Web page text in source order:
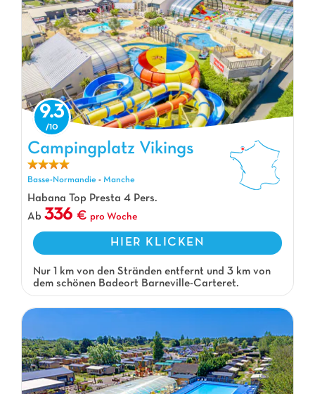
Campingplatz Vikings, Campingplatz Basse-Normandie
9.3
Campingplatz Vikings
Basse-Normandie - Manche
Habana Top Presta 4 Pers.
Ab 336 pro Woche
HIER KLICKEN
Nur 1 km von den Stränden entfernt und 3 km von
dem schönen Badeort Barneville-Carteret.